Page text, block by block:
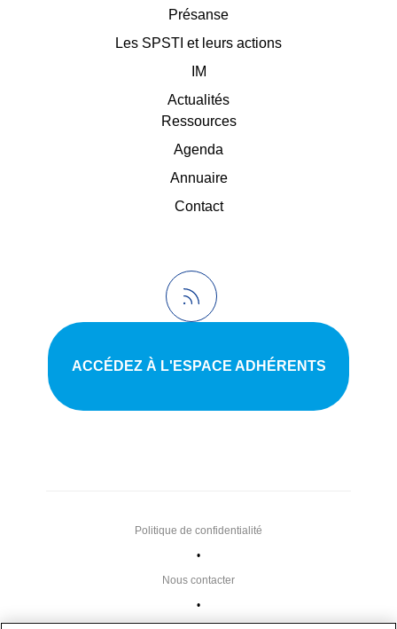
Présanse
Les SPSTI et leurs actions
IM
Actualités
Ressources
Agenda
Annuaire
Contact
ACCÉDEZ À L'ESPACE ADHÉRENTS
•
Nous contacter
•
Politique de confidentialité